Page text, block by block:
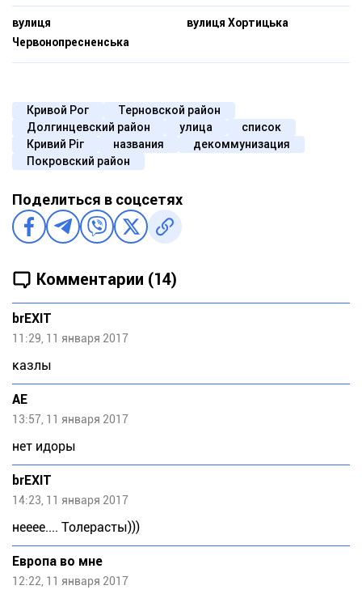
вулиця
Червонопресненська
вулиця Хортицька
Кривой Рог
Терновской район
Долгинцевский район
улица
список
Кривий Ріг
названия
декоммунизация
Покровский район
Поделиться в соцсетях
Комментарии (14)
brEXIT
11:29, 11 января 2017
казлы
АЕ
13:57, 11 января 2017
нет идоры
brEXIT
14:23, 11 января 2017
нееее.... Толерасты)))
Европа во мне
12:22, 11 января 2017